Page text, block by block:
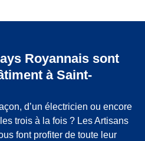
Royannais sont
à Saint-
d’un électricien ou encore
trois à la fois ? Les Artisans
font profiter de toute leur